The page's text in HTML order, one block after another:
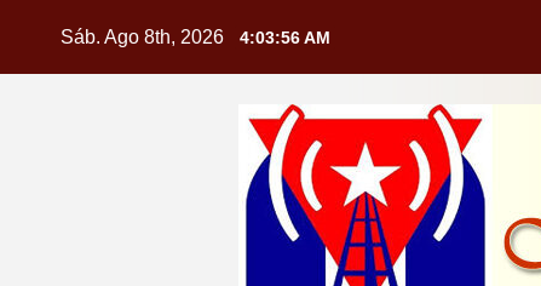
Sáb. Ago 8th, 2026 4:03:57 AM